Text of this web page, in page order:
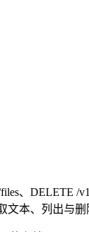
、DELETE /
本、列出与删